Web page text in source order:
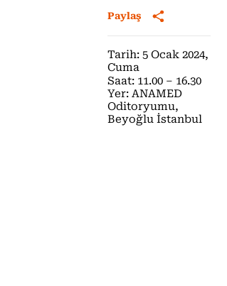
Paylaş
Tarih: 5 Ocak 2024,
Cuma
Saat: 11.00 – 16.30
Yer: ANAMED
Oditoryumu,
Beyoğlu İstanbul